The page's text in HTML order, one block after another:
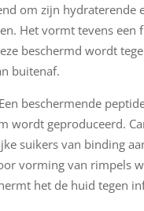
om zijn hydraterende
Het vormt tevens een
beschermd wordt
buitenaf.
Een beschermende
wordt geproduceerd.
suikers van binding
vorming van rimpels
het de huid tegen